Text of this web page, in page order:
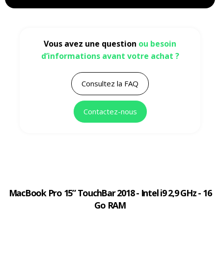
Vous avez une question ou besoin
d’informations avant votre achat ?
Consultez la FAQ
Contactez-nous
MacBook Pro 15” TouchBar 2018 - Intel i9 2,9 GHz - 16
Go RAM